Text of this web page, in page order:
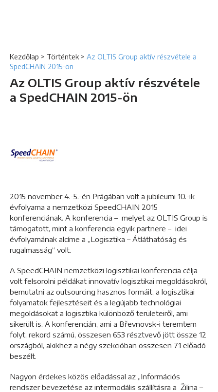
Kezdőlap > Történtek > Az OLTIS Group aktív részvétele a
SpedCHAIN 2015-ön
Az OLTIS Group aktív részvétele
a SpedCHAIN 2015-ön
2015 november 4.-5.-én Prágában volt a jubileumi 10.-ik
évfolyama a nemzetközi SpeedCHAIN 2015
konferenciának. A konferencia – melyet az OLTIS Group is
támogatott, mint a konferencia egyik partnere – idei
évfolyamának alcíme a „Logisztika – Átláthatóság és
rugalmasság“ volt.
A SpeedCHAIN nemzetközi logisztikai konferencia célja
volt felsorolni példákat innovatív logisztikai megoldásokról,
bemutatni az outsourcing hasznos formáit, a logisztikai
folyamatok fejlesztéseit és a legújabb technológiai
megoldásokat a logisztika különböző területeiről, ami
sikerült is. A konferencián, ami a Břevnovsk-i teremtem
folyt, rekord számú, összesen 653 résztvevő jött össze 12
országból, akikhez a négy szekcióban összesen 71 előadó
beszélt.
Nagyon érdekes közös előadással az „Információs
rendszer bevezetése az intermodális szállításra a Žilina –